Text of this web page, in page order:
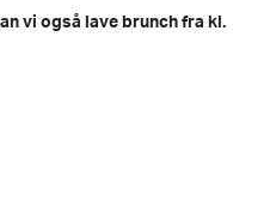
vi også lave brunch fra kl.